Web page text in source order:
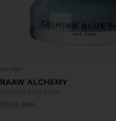
ONE SIZE
RAAW ALCHEMY
215,00 DKK